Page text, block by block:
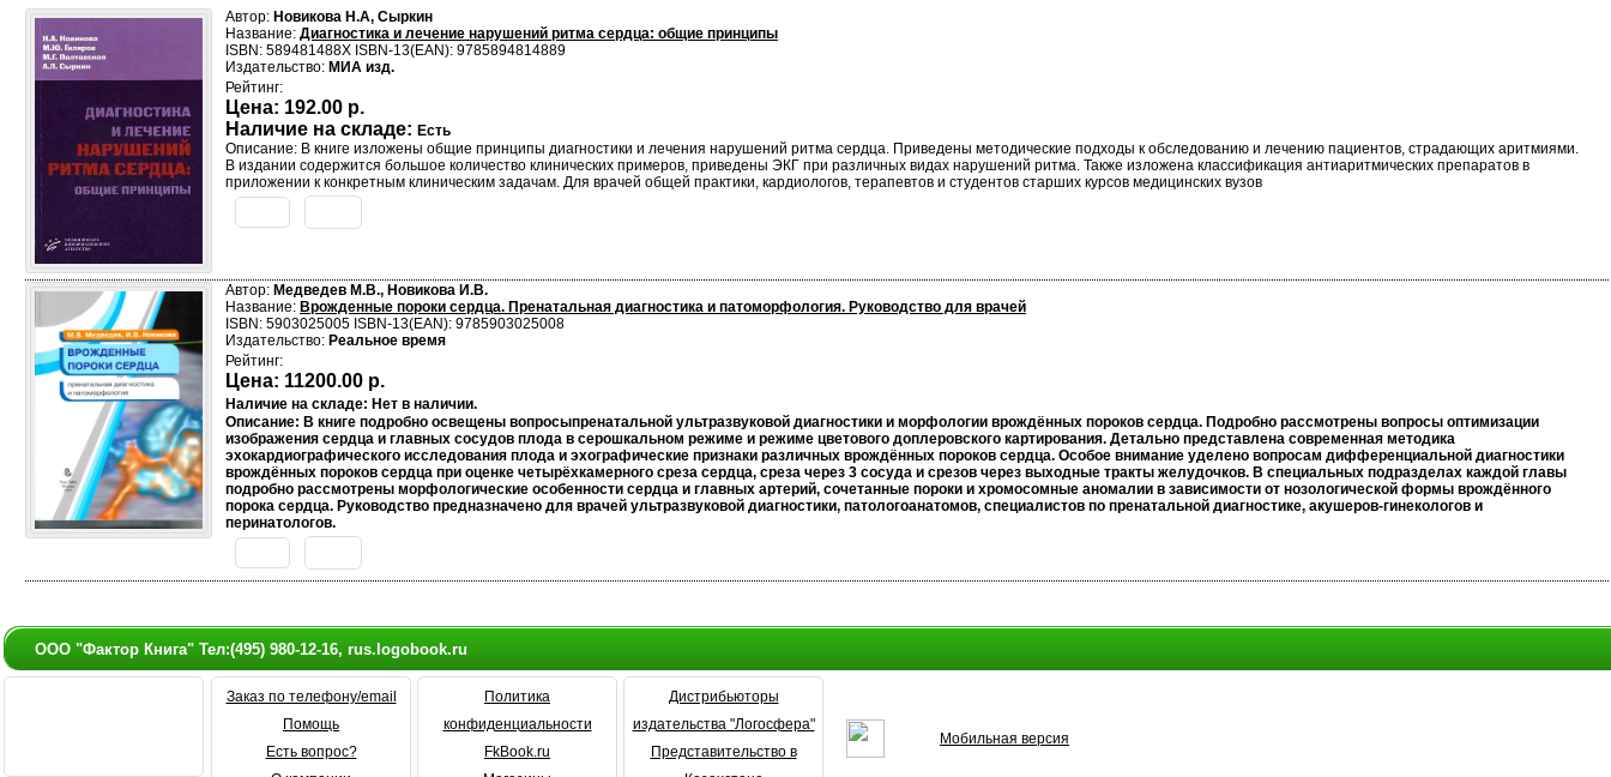
Автор: Новикова Н.А, Сыркин
Название: Диагностика и лечение нарушений ритма сердца: общие принципы
ISBN: 589481488X ISBN-13(EAN): 9785894814889
Издательство: МИА изд.
Рейтинг:
Цена: 192.00 р.
Наличие на складе: Есть
Описание: В книге изложены общие принципы диагностики и лечения нарушений ритма сердца. Приведены методические подходы к обследованию и лечению пациентов, страдающих аритмиями.
В издании содержится большое количество клинических примеров, приведены ЭКГ при различных видах нарушений ритма. Также изложена классификация антиаритмических препаратов в
приложении к конкретным клиническим задачам. Для врачей общей практики, кардиологов, терапевтов и студентов старших курсов медицинских вузов
Автор: Медведев М.В., Новикова И.В.
Название: Врожденные пороки сердца. Пренатальная диагностика и патоморфология. Руководство для врачей
ISBN: 5903025005 ISBN-13(EAN): 9785903025008
Издательство: Реальное время
Рейтинг:
Цена: 11200.00 р.
Наличие на складе: Нет в наличии.
Описание: В книге подробно освещены вопросыпренатальной ультразвуковой диагностики и морфологии врождённых пороков сердца. Подробно рассмотрены вопросы оптимизации
изображения сердца и главных сосудов плода в серошкальном режиме и режиме цветового доплеровского картирования. Детально представлена современная методика
эхокардиографического исследования плода и эхографические признаки различных врождённых пороков сердца. Особое внимание уделено вопросам дифференциальной диагностики
врождённых пороков сердца при оценке четырёхкамерного среза сердца, среза через 3 сосуда и срезов через выходные тракты желудочков. В специальных подразделах каждой главы
подробно рассмотрены морфологические особенности сердца и главных артерий, сочетанные пороки и хромосомные аномалии в зависимости от нозологической формы врождённого
порока сердца. Руководство предназначено для врачей ультразвуковой диагностики, патологоанатомов, специалистов по пренатальной диагностике, акушеров-гинекологов и
перинатологов.
ООО "Фактор Книга" Тел:(495) 980-12-16, rus.logobook.ru
Заказ по телефону/email
Помощь
Есть вопрос?
Политика
конфиденциальности
FkBook.ru
Дистрибьюторы
издательства "Логосфера"
Представительство в
Мобильная версия